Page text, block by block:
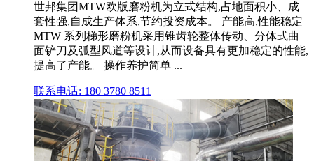
世邦集团MTW欧版磨粉机为立式结构,占地面积小、成
套性强,自成生产体系,节约投资成本。 产能高,性能稳定
MTW 系列梯形磨粉机采用锥齿轮整体传动、分体式曲
面铲刀及弧型风道等设计,从而设备具有更加稳定的性能,
提高了产能。 操作养护简单 ...
联系电话: 180 3780 8511